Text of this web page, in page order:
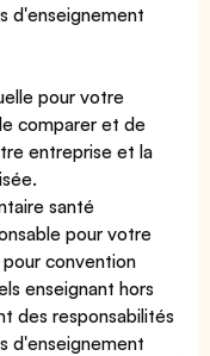
d'enseignement
pour votre
comparer et de
entreprise et la
santé
pour votre
convention
enseignant hors
des responsabilités
d'enseignement